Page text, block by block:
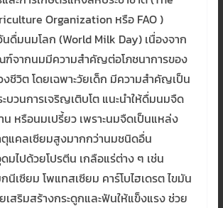
Organization หรือ FAO )
ดื่มนมโลก (World Milk Day) เนื่องจาก
จากนมมีความสำคัญต่อโภชนาการของ
ชีวิต โดยเฉพาะวัยเด็ก มีความสำคัญเป็น
บวนการเจริญเติบโต แนะนำให้ดื่มนมจืด
หรือนมเปรี้ยว เพราะนมจืดเป็นแหล่ง
ตุแคลเซียมสูงมากกว่านมชนิดอื่น
มไปด้วยโปรตีน เกลือแร่ต่าง ๆ เช่น
เซียม โพแทสเซียม คาร์โบไฮเดรต ไขมัน
เสริมสร้างกระดูกและฟันให้แข็งแรง ช่วย